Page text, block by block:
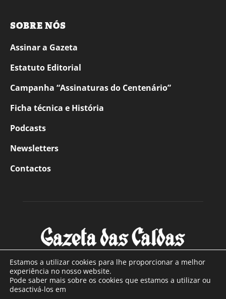
SOBRE NÓS
Assinar a Gazeta
Estatuto Editorial
Campanha “Assinaturas do Centenário”
Ficha técnica e História
Podcasts
Newsletters
Contactos
SOBRE NÓS
Estamos a utilizar cookies para lhe proporcionar a melhor
experiência no nosso website.
Pode saber mais sobre os cookies que estamos a utilizar ou
desactivá-los em